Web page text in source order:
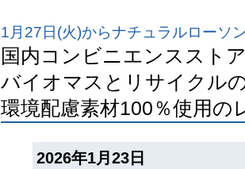
1月27日(火)からナチュラルローソ
国内コンビニエンススト
バイオマスとリサイクル
環境配慮素材100％使用の
2026年1月23日